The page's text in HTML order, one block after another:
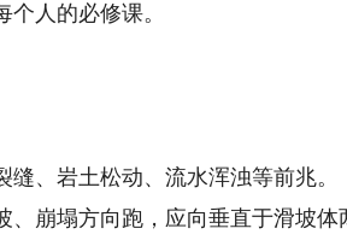
人的必修课。
、岩土松动、流水浑浊等前兆。
崩塌方向跑，应向垂直于滑坡体